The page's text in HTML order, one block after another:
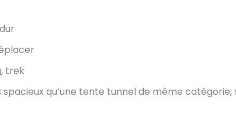
trek
qu’une tente tunnel de même catégorie,